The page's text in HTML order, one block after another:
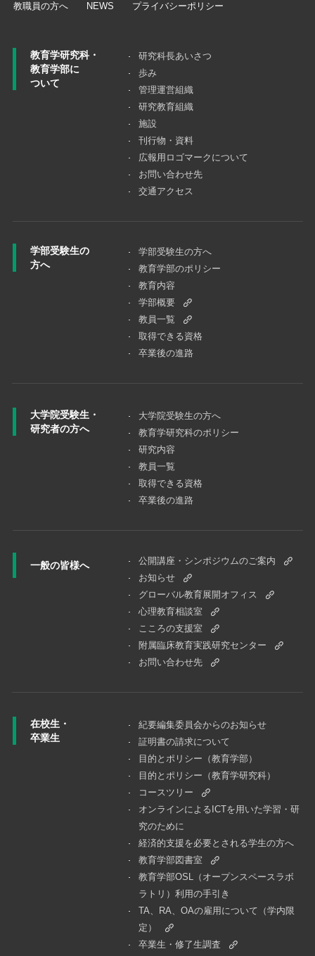
教職員の方へ
NEWS プライバシーポリシー
教育学研究科・
教育学部に
ついて
研究科長あいさつ
歩み
管理運営組織
研究教育組織
施設
刊行物・資料
広報用ロゴマークについて
お問い合わせ先
交通アクセス
学部受験生の
方へ
学部受験生の方へ
教育学部のポリシー
教育内容
学部概要
教員一覧
取得できる資格
卒業後の進路
大学院受験生・
研究者の方へ
大学院受験⽣の⽅へ
教育学研究科のポリシー
研究内容
教員一覧
取得できる資格
卒業後の進路
一般の皆様へ
公開講座・シンポジウムのご案内
お知らせ
グローバル教育展開オフィス
心理教育相談室
こころの支援室
附属臨床教育実践研究センター
お問い合わせ先
在校生・
卒業生
紀要編集委員会からのお知らせ
証明書の請求について
目的とポリシー（教育学部）
目的とポリシー（教育学研究科）
コースツリー
オンラインによるICTを用いた学習・研
究のために
経済的支援を必要とされる学生の方へ
教育学部図書室
教育学部OSL（オープンスペースラボ
ラトリ）利用の手引き
TA、RA、OAの雇用について（学内限
定）
卒業生・修了生調査